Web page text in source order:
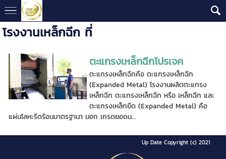
โรงงานเหล็กฉีก ที่
ตะแกรงเหล็กฉีกโปรเจค
ตะแกรงเหล็กฉีกคือ ตะแกรงเหล็กฉีก
(Expanded Metal) โรงงานผลิตตะแกรง
เหล็กฉีก ตะแกรงเหล็กฉีก หรือ เหล็กฉีก และ
ตะแกรงเหล็กยืด (Expanded Metal) คือ
แผ่นโลหะรีดร้อนมาตรฐานา มอก เกรดยอดน...
Up Date Copyright (c) 2021